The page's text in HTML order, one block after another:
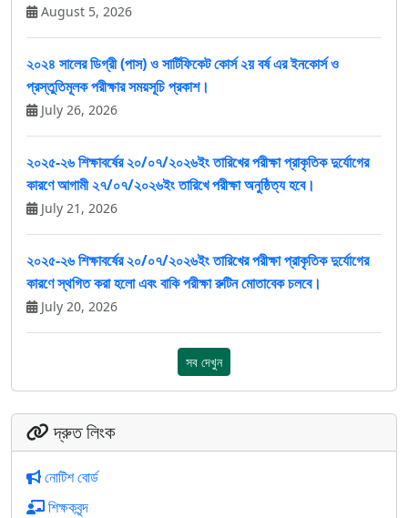
August 5, 2026
২০২৪ সালের ডিগ্রী (পাস) ও সার্টিফিকেট কোর্স ২য় বর্ষ এর ইনকোর্স ও
প্রস্তুতিমূলক পরীক্ষার সময়সূচি প্রকাশ।
July 26, 2026
২০২৫-২৬ শিক্ষাবর্ষের ২০/০৭/২০২৬ইং তারিখের পরীক্ষা প্রাকৃতিক দুর্যোগের
কারণে আগামী ২৭/০৭/২০২৬ইং তারিখে পরীক্ষা অনুষ্ঠিত্য হবে।
July 21, 2026
২০২৫-২৬ শিক্ষাবর্ষের ২০/০৭/২০২৬ইং তারিখের পরীক্ষা প্রাকৃতিক দুর্যোগের
কারণে স্থগিত করা হলো এবং বাকি পরীক্ষা রুটিন মোতাবেক চলবে।
July 20, 2026
সব দেখুন
দ্রুত লিংক
নোটিশ বোর্ড
শিক্ষকবৃন্দ